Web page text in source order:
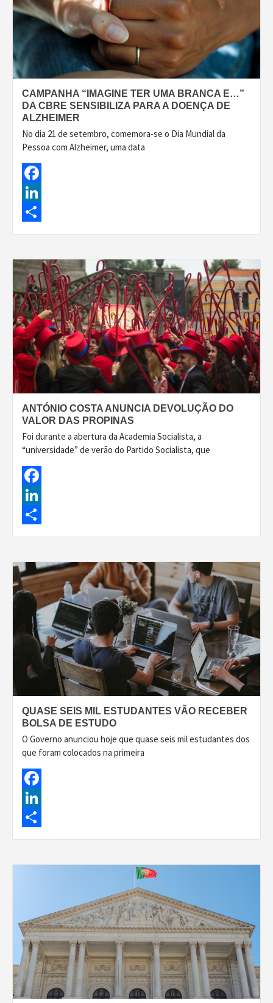
CAMPANHA “IMAGINE TER UMA BRANCA E…”
DA CBRE SENSIBILIZA PARA A DOENÇA DE
ALZHEIMER
No dia 21 de setembro, comemora-se o Dia Mundial da
Pessoa com Alzheimer, uma data
Facebook
LinkedIn
Share
ANTÓNIO COSTA ANUNCIA DEVOLUÇÃO DO
VALOR DAS PROPINAS
Foi durante a abertura da Academia Socialista, a
“universidade” de verão do Partido Socialista, que
Facebook
LinkedIn
Share
QUASE SEIS MIL ESTUDANTES VÃO RECEBER
BOLSA DE ESTUDO
O Governo anunciou hoje que quase seis mil estudantes dos
que foram colocados na primeira
Facebook
LinkedIn
Share